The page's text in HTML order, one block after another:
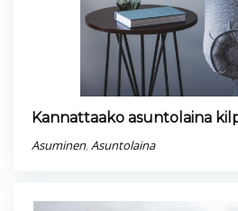
Kannattaako asuntolaina
Asuminen,Asuntolaina